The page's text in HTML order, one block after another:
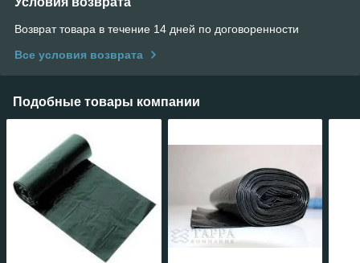
Возврат товара в течение 14 дней по договоренности
Все условия возврата
Подобные товары компании